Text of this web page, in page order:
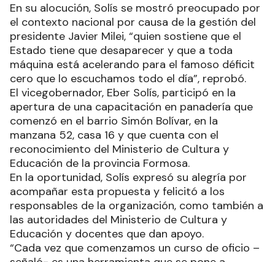
En su alocución, Solís se mostró preocupado por
el contexto nacional por causa de la gestión del
presidente Javier Milei, “quien sostiene que el
Estado tiene que desaparecer y que a toda
máquina está acelerando para el famoso déficit
cero que lo escuchamos todo el día”, reprobó.
El vicegobernador, Eber Solís, participó en la
apertura de una capacitación en panadería que
comenzó en el barrio Simón Bolívar, en la
manzana 52, casa 16 y que cuenta con el
reconocimiento del Ministerio de Cultura y
Educación de la provincia Formosa.
En la oportunidad, Solís expresó su alegría por
acompañar esta propuesta y felicitó a los
responsables de la organización, como también a
las autoridades del Ministerio de Cultura y
Educación y docentes que dan apoyo.
“Cada vez que comenzamos un curso de oficio –